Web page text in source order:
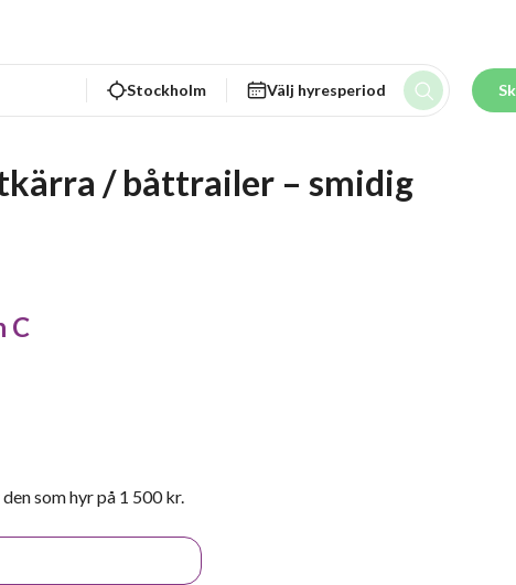
Stockholm Välj hyresperiod
/ båttrailer – smidig
C
som hyr på 1 500 kr.